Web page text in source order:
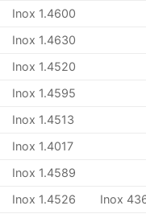
Inox 1.4600
Inox 1.4630
Inox 1.4520
Inox 1.4595
Inox 1.4513
Inox 1.4017
Inox 1.4589
Inox 1.4526 Inox